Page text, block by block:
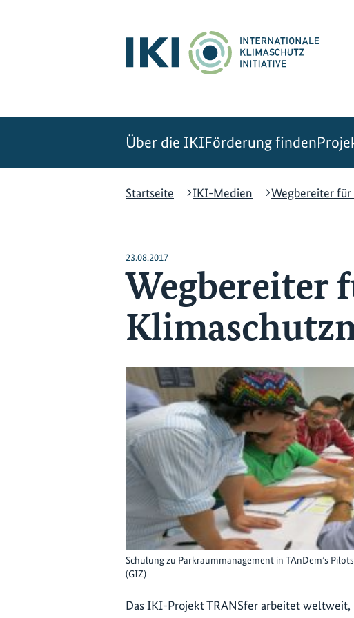
Über die IKIFörderung finden
Startseite
IKI-Medien Wegbereiter
23.08.2017
Wegbereiter
Schulung zu Parkraummanagement in TAnDem’s
(GIZ)
Das IKI-Projekt TRANSfer arbeitet